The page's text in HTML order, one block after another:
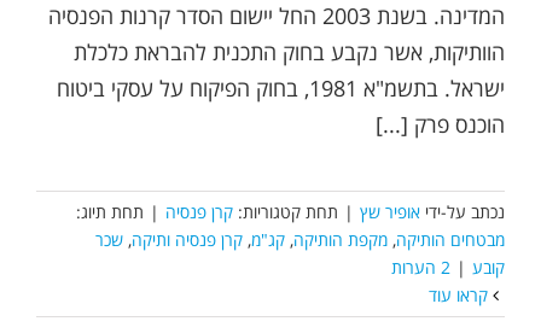
המדינה. בשנת 2003 החל יישום הסדר קרנות הפנסיה
הוותיקות, אשר נקבע בחוק התכנית להבראת כלכלת
ישראל. בתשמ"א 1981, בחוק הפיקוח על עסקי ביטוח
הוכנס פרק [...]
נכתב על-ידי אופיר שץ | תחת קטגוריות: קרן פנסיה | תחת תיוג:
מבטחים הותיקה, מקפת הותיקה, קג"מ, קרן פנסיה ותיקה, שכר
קובע | 2 הערות
קראו עוד